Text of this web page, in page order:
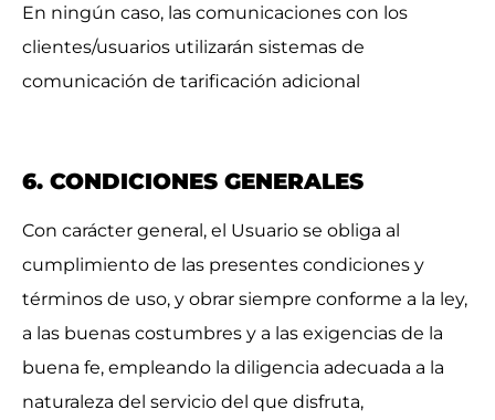
En ningún caso, las comunicaciones con los
clientes/usuarios utilizarán sistemas de
comunicación de tarificación adicional
6. CONDICIONES GENERALES
Con carácter general, el Usuario se obliga al
cumplimiento de las presentes condiciones y
términos de uso, y obrar siempre conforme a la ley,
a las buenas costumbres y a las exigencias de la
buena fe, empleando la diligencia adecuada a la
naturaleza del servicio del que disfruta,